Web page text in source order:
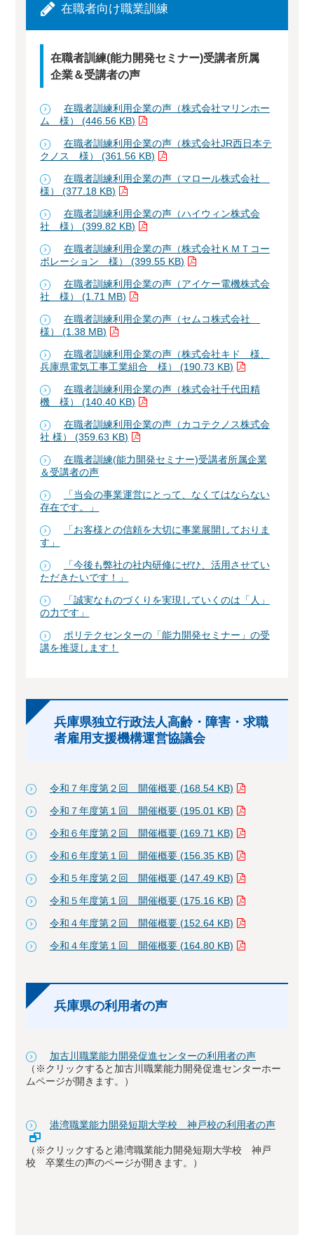
在職者向け職業訓練
在職者訓練(能力開発セミナー)受講者所属
企業＆受講者の声
在職者訓練利用企業の声（株式会社マリンホー
ム 様） (446.56 KB)
在職者訓練利用企業の声（株式会社JR西日本テ
クノス 様） (361.56 KB)
在職者訓練利用企業の声（マロール株式会社
様） (377.18 KB)
在職者訓練利用企業の声（ハイウィン株式会
社 様） (399.82 KB)
在職者訓練利用企業の声（株式会社ＫＭＴコー
ポレーション 様） (399.55 KB)
在職者訓練利用企業の声（アイケー電機株式会
社 様） (1.71 MB)
在職者訓練利用企業の声（セムコ株式会社
様） (1.38 MB)
在職者訓練利用企業の声（株式会社キド 様、
兵庫県電気工事工業組合 様） (190.73 KB)
在職者訓練利用企業の声（株式会社千代田精
機 様） (140.40 KB)
在職者訓練利用企業の声（カコテクノス株式会
社 様） (359.63 KB)
在職者訓練(能力開発セミナー)受講者所属企業
＆受講者の声
「当会の事業運営にとって、なくてはならない
存在です。」
「お客様との信頼を大切に事業展開しておりま
す」
「今後も弊社の社内研修にぜひ、活用させてい
ただきたいです！」
「誠実なものづくりを実現していくのは「人」
の力です」
ポリテクセンターの「能力開発セミナー」の受
講を推奨します！
兵庫県独立行政法人高齢・障害・求職
者雇用支援機構運営協議会
令和７年度第２回 開催概要 (168.54 KB)
令和７年度第１回 開催概要 (195.01 KB)
令和６年度第２回 開催概要 (169.71 KB)
令和６年度第１回 開催概要 (156.35 KB)
令和５年度第２回 開催概要 (147.49 KB)
令和５年度第１回 開催概要 (175.16 KB)
令和４年度第２回 開催概要 (152.64 KB)
令和４年度第１回 開催概要 (164.80 KB)
兵庫県の利用者の声
加古川職業能力開発促進センターの利用者の声
（※クリックすると加古川職業能力開発促進センターホー
ムページが開きます。）
港湾職業能力開発短期大学校 神戸校の利用者の声
（※クリックすると港湾職業能力開発短期大学校 神戸
校 卒業生の声のページが開きます。）